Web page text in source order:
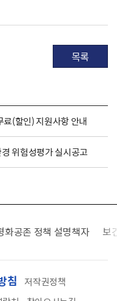
목록
(할인) 지원사항 안내
위험성평가 실시공고
화공존 정책 설명책자 보
침
저작권정책